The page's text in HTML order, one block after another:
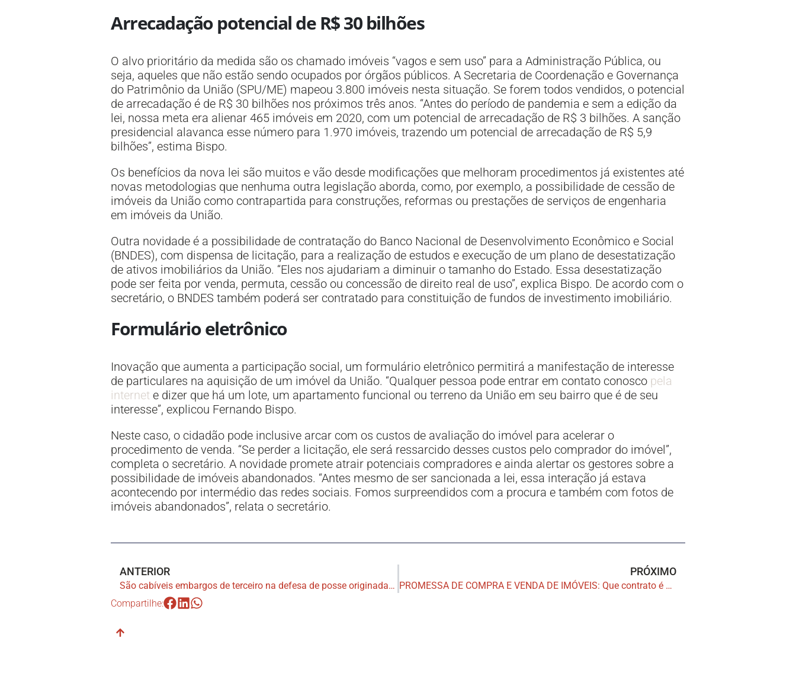
Arrecadação potencial de R$ 30 bilhões
O alvo prioritário da medida são os chamado imóveis “vagos e sem uso” para a Administração Pública, ou
seja, aqueles que não estão sendo ocupados por órgãos públicos. A Secretaria de Coordenação e Governança
do Patrimônio da União (SPU/ME) mapeou 3.800 imóveis nesta situação. Se forem todos vendidos, o potencial
de arrecadação é de R$ 30 bilhões nos próximos três anos. “Antes do período de pandemia e sem a edição da
lei, nossa meta era alienar 465 imóveis em 2020, com um potencial de arrecadação de R$ 3 bilhões. A sanção
presidencial alavanca esse número para 1.970 imóveis, trazendo um potencial de arrecadação de R$ 5,9
bilhões”, estima Bispo.
Os benefícios da nova lei são muitos e vão desde modificações que melhoram procedimentos já existentes até
novas metodologias que nenhuma outra legislação aborda, como, por exemplo, a possibilidade de cessão de
imóveis da União como contrapartida para construções, reformas ou prestações de serviços de engenharia
em imóveis da União.
Outra novidade é a possibilidade de contratação do Banco Nacional de Desenvolvimento Econômico e Social
(BNDES), com dispensa de licitação, para a realização de estudos e execução de um plano de desestatização
de ativos imobiliários da União. “Eles nos ajudariam a diminuir o tamanho do Estado. Essa desestatização
pode ser feita por venda, permuta, cessão ou concessão de direito real de uso”, explica Bispo. De acordo com o
secretário, o BNDES também poderá ser contratado para constituição de fundos de investimento imobiliário.
Formulário eletrônico
Inovação que aumenta a participação social, um formulário eletrônico permitirá a manifestação de interesse
de particulares na aquisição de um imóvel da União. “Qualquer pessoa pode entrar em contato conosco pela
internet e dizer que há um lote, um apartamento funcional ou terreno da União em seu bairro que é de seu
interesse”, explicou Fernando Bispo.
Neste caso, o cidadão pode inclusive arcar com os custos de avaliação do imóvel para acelerar o
procedimento de venda. “Se perder a licitação, ele será ressarcido desses custos pelo comprador do imóvel”,
completa o secretário. A novidade promete atrair potenciais compradores e ainda alertar os gestores sobre a
possibilidade de imóveis abandonados. “Antes mesmo de ser sancionada a lei, essa interação já estava
acontecendo por intermédio das redes sociais. Fomos surpreendidos com a procura e também com fotos de
imóveis abandonados”, relata o secretário.
ANTERIOR
São cabíveis embargos de terceiro na defesa de posse originada de cessão de direitos hereditários
PRÓXIMO
PROMESSA DE COMPRA E VENDA DE IMÓVEIS: Que contrato é esse?
Compartilhe: